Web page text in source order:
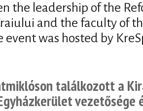
the leadership of the
and the faculty of
event was hosted by
találkozott a
vezetősége